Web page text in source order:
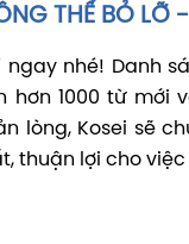
THỂ BỎ LỠ
ngay nhé! Danh
hơn 1000 từ mới
lòng, Kosei sẽ
thuận lợi cho